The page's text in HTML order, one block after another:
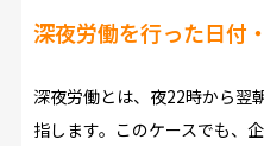
深夜労働を行った日付
深夜労働とは、夜22時から翌
指します。このケースでも、